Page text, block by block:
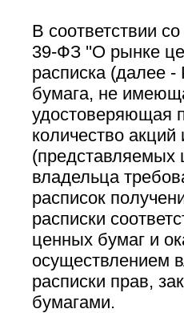
В соответствии
39-ФЗ ''О рынке
расписка (далее
бумага, не
удостоверяющая
количество
(представляемых
владельца
расписок
расписки
ценных бумаг и
осуществлением
расписки прав,
бумагами.